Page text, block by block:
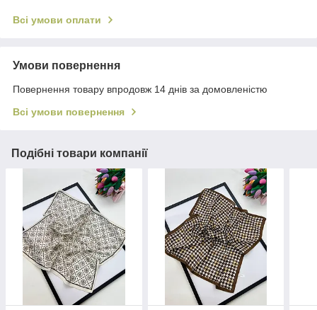
Всі умови оплати
Умови повернення
Повернення товару впродовж 14 днів за домовленістю
Всі умови повернення
Подібні товари компанії